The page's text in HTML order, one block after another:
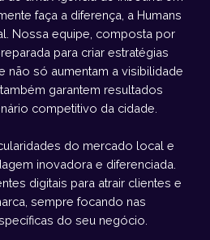
faça a diferença, a Humans
Nossa equipe, composta por
para criar estratégias
não só aumentam a visibilidade
garantem resultados
competitivo da cidade.
do mercado local e
inovadora e diferenciada.
digitais para atrair clientes e
sempre focando nas
do seu negócio.